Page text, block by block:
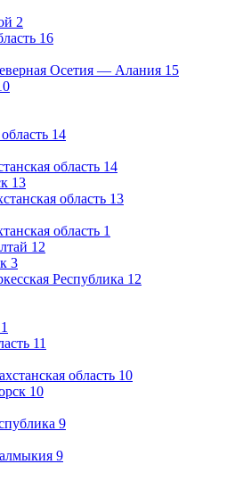
2
16
Осетия — Алания 15
14
область 14
13
область 13
область 1
12
3
Республика 12
1
11
область 10
10
9
9